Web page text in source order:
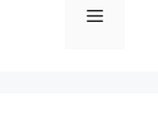
Меню